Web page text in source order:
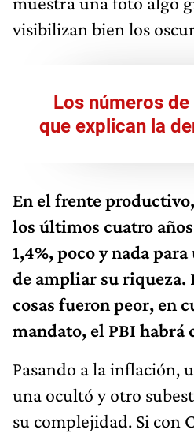
visibilizan bien los
Los números
que explican la
En el frente
los últimos cuatro
1,4%, poco y nada
de ampliar su riqueza.
cosas fueron peor, en
mandato, el PBI habrá
Pasando a la inflación,
una ocultó y otro
su complejidad. Si con